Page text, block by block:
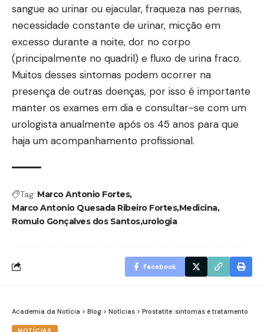
sangue ao urinar ou ejacular, fraqueza nas pernas,
necessidade constante de urinar, micção em
excesso durante a noite, dor no corpo
(principalmente no quadril) e fluxo de urina fraco.
Muitos desses sintomas podem ocorrer na
presença de outras doenças, por isso é importante
manter os exames em dia e consultar-se com um
urologista anualmente após os 45 anos para que
haja um acompanhamento profissional.
Tag: Marco Antonio Fortes
Marco Antonio Quesada Ribeiro FortesMedicina
Romulo Gonçalves dos Santosurologia
Facebook
Academia da Notícia > Blog > Notícias > Prostatite: sintomas e tratamento
NOTÍCIAS